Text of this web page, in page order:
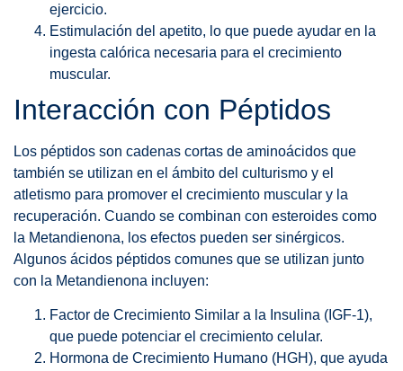
ejercicio.
Estimulación del apetito, lo que puede ayudar en la
ingesta calórica necesaria para el crecimiento
muscular.
Interacción con Péptidos
Los péptidos son cadenas cortas de aminoácidos que
también se utilizan en el ámbito del culturismo y el
atletismo para promover el crecimiento muscular y la
recuperación. Cuando se combinan con esteroides como
la Metandienona, los efectos pueden ser sinérgicos.
Algunos ácidos péptidos comunes que se utilizan junto
con la Metandienona incluyen:
Factor de Crecimiento Similar a la Insulina (IGF-1),
que puede potenciar el crecimiento celular.
Hormona de Crecimiento Humano (HGH), que ayuda